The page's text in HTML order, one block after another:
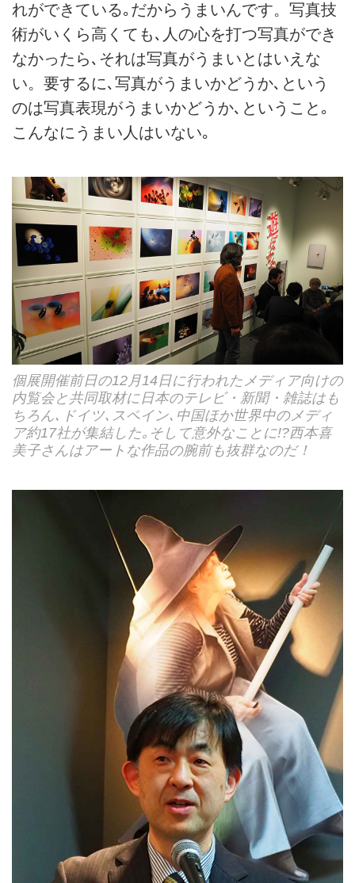
れができている｡だからうまいんです。写真技
術がいくら高くても､人の心を打つ写真ができ
なかったら､それは写真がうまいとはいえな
い。要するに､写真がうまいかどうか､という
のは写真表現がうまいかどうか､ということ｡
こんなにうまい人はいない｡
個展開催前日の12月14日に行われたメディア向けの
内覧会と共同取材に日本のテレビ・新聞・雑誌はも
ちろん､ドイツ､スペイン､中国ほか世界中のメディ
ア約17社が集結した｡そして意外なことに!?西本喜
美子さんはアートな作品の腕前も抜群なのだ！